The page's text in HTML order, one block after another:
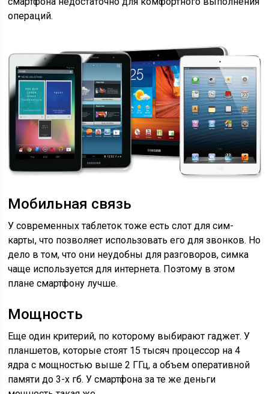
операций.
Мобильная связь
У современных таблеток тоже есть слот для сим-
карты, что позволяет использовать его для звонков. Но
дело в том, что они неудобны для разговоров, симка
чаще используется для интернета. Поэтому в этом
плане смартфону лучше.
Мощность
Еще один критерий, по которому выбирают гаджет. У
планшетов, которые стоят 15 тысяч процессор на 4
ядра с мощностью выше 2 ГГц, а объем оперативной
памяти до 3-х гб. У смартфона за те же деньги